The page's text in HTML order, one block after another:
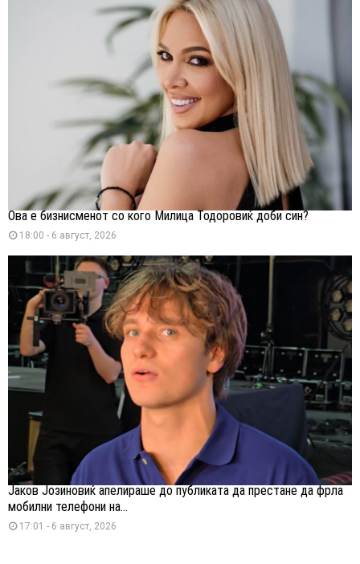
Ова е бизнисменот со кого Милица Тодоровиќ доби син?
18:00 - 6 август, 2026
Јаков Јозиновиќ апелираше до публиката да престане да фрла
мобилни телефони на...
17:01 - 6 август, 2026